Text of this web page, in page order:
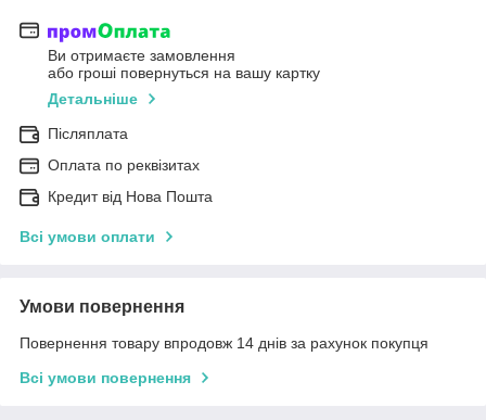
Ви отримаєте замовлення
або гроші повернуться на вашу картку
Детальніше
Післяплата
Оплата по реквізитах
Кредит від Нова Пошта
Всі умови оплати
Умови повернення
Повернення товару впродовж 14 днів за рахунок покупця
Всі умови повернення